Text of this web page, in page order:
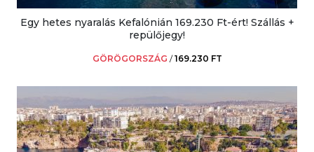
Egy hetes nyaralás Kefalónián 169.230 Ft-ért! Szállás +
repülőjegy!
GÖRÖGORSZÁG /169.230 FT